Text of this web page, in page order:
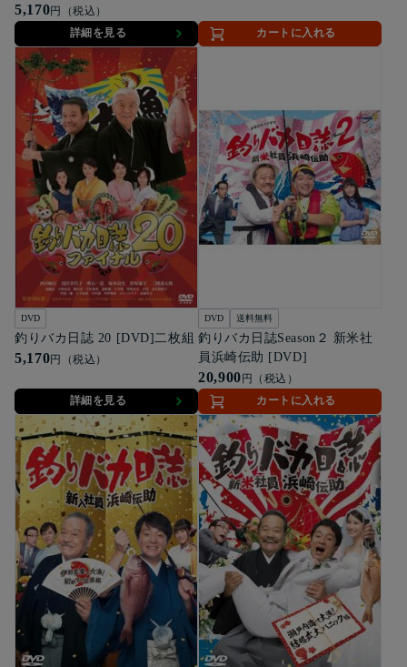
5,170円（税込）
詳細を見る
カートに入れる
DVD
釣りバカ日誌 20 [DVD]二枚組
5,170円（税込）
詳細を見る
DVD 送料無料
釣りバカ日誌Season２ 新米社
員浜崎伝助 [DVD]
20,900円（税込）
カートに入れる